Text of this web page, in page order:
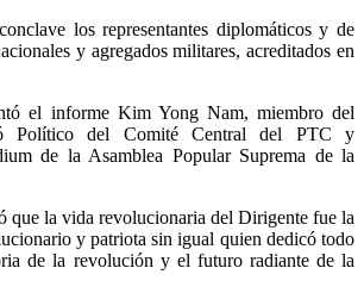
los representantes diplomáticos y de
y agregados militares, acreditados en
el informe Kim Yong Nam, miembro del
Político del Comité Central del PTC y
de la Asamblea Popular Suprema de la
que la vida revolucionaria del Dirigente fue la
y patriota sin igual quien dedicó todo
de la revolución y el futuro radiante de la